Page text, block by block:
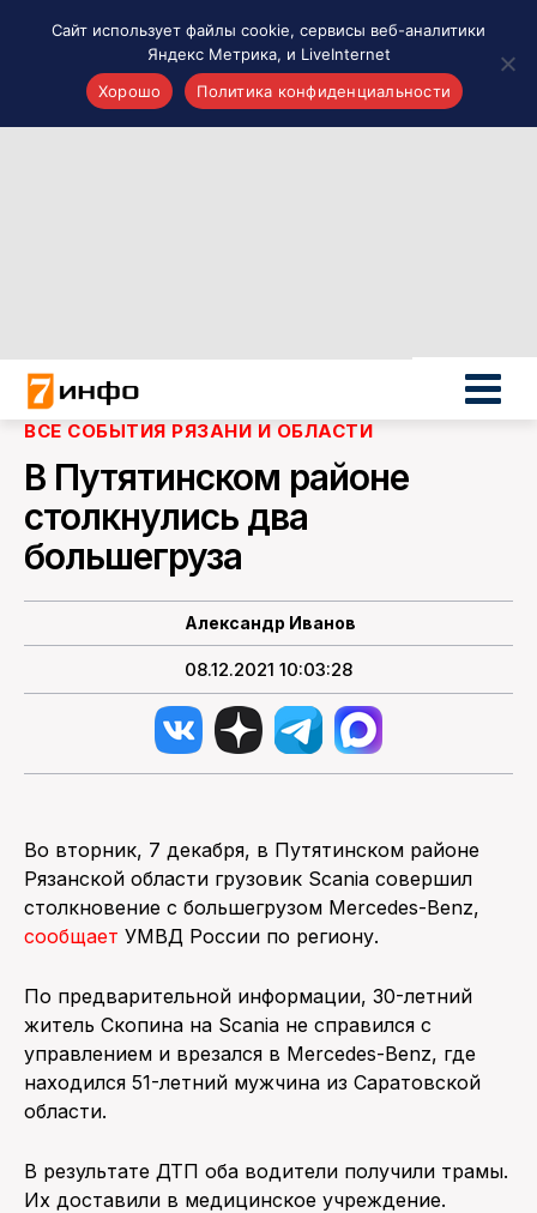
Новости России
Политика
Новости мира
О НАС
ВСЕ СОБЫТИЯ РЯЗАНИ И ОБЛАСТИ
В Путятинском районе
столкнулись два
большегруза
Александр Иванов
08.12.2021 10:03:28
Во вторник, 7 декабря, в Путятинском районе
Рязанской области грузовик Scania совершил
столкновение с большегрузом Mercedes-Benz,
сообщает УМВД России по региону.
По предварительной информации, 30-летний
житель Скопина на Scania не справился с
управлением и врезался в Mercedes-Benz, где
находился 51-летний мужчина из Саратовской
области.
В результате ДТП оба водители получили трамы.
Их доставили в медицинское учреждение.
Сайт использует файлы cookie, сервисы веб-аналитики
Яндекс Метрика, и LiveInternet
Хорошо
Политика конфиденциальности